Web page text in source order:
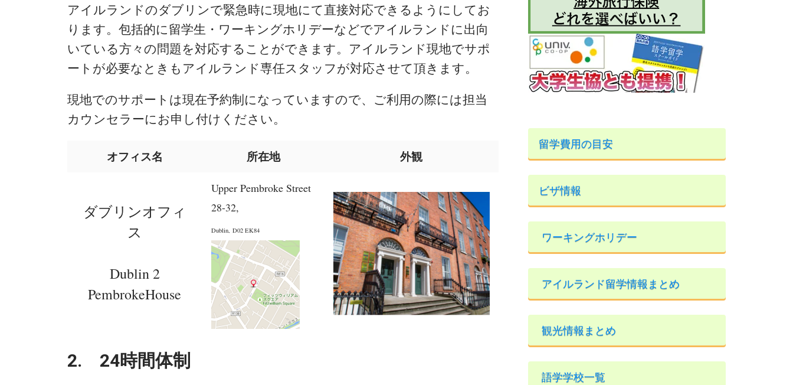
アイルランドのダブリンで緊急時に現地にて直接対応できるようにしてお
ります。包括的に留学生・ワーキングホリデーなどでアイルランドに出向
いている方々の問題を対応することができます。アイルランド現地でサポ
ートが必要なときもアイルランド専任スタッフが対応させて頂きます。
現地でのサポートは現在予約制になっていますので、ご利用の際には担当
カウンセラーにお申し付けください。
オフィス名 所在地 外観
ダブリンオフィ
ス
Dublin 2
PembrokeHouse
Upper Pembroke Street
28-32,
Dublin, D02 EK84
2. 24時間体制
留学費用の目安
ビザ情報
ワーキングホリデー
アイルランド留学情報まとめ
観光情報まとめ
語学学校一覧